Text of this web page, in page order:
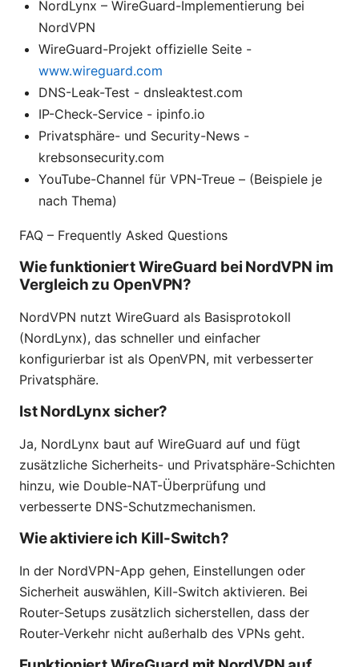
NordLynx – WireGuard-Implementierung bei
NordVPN
WireGuard-Projekt offizielle Seite -
www.wireguard.com
DNS-Leak-Test - dnsleaktest.com
IP-Check-Service - ipinfo.io
Privatsphäre- und Security-News -
krebsonsecurity.com
YouTube-Channel für VPN-Treue – (Beispiele je
nach Thema)
FAQ – Frequently Asked Questions
Wie funktioniert WireGuard bei NordVPN im
Vergleich zu OpenVPN?
NordVPN nutzt WireGuard als Basisprotokoll
(NordLynx), das schneller und einfacher
konfigurierbar ist als OpenVPN, mit verbesserter
Privatsphäre.
Ist NordLynx sicher?
Ja, NordLynx baut auf WireGuard auf und fügt
zusätzliche Sicherheits- und Privatsphäre-Schichten
hinzu, wie Double-NAT-Überprüfung und
verbesserte DNS-Schutzmechanismen.
Wie aktiviere ich Kill-Switch?
In der NordVPN-App gehen, Einstellungen oder
Sicherheit auswählen, Kill-Switch aktivieren. Bei
Router-Setups zusätzlich sicherstellen, dass der
Router-Verkehr nicht außerhalb des VPNs geht.